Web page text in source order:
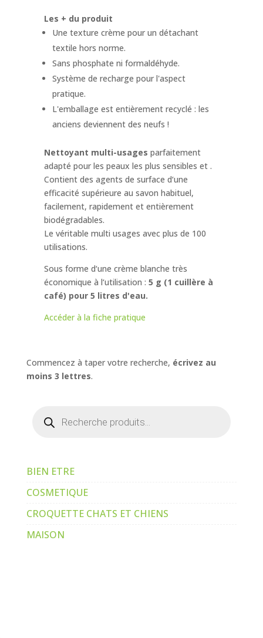
Les + du produit
Une texture crème pour un détachant
textile hors norme.
Sans phosphate ni formaldéhyde.
Système de recharge pour l'aspect
pratique.
L'emballage est entièrement recyclé : les
anciens deviennent des neufs !
Nettoyant multi-usages parfaitement
adapté pour les peaux les plus sensibles et .
Contient des agents de surface d‘une
efficacité supérieure au savon habituel,
facilement, rapidement et entièrement
biodégradables.
Le véritable multi usages avec plus de 100
utilisations.
Sous forme d‘une crème blanche très
économique à l‘utilisation : 5 g (1 cuillère à
café) pour 5 litres d'eau.
Accéder à la fiche pratique
Commencez à taper votre recherche, écrivez au
moins 3 lettres.
produits
BIEN ETRE
COSMETIQUE
CROQUETTE CHATS ET CHIENS
MAISON